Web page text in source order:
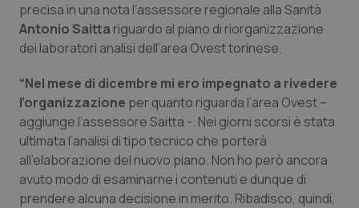
Emilia-Romagna
Lazio
Liguria
Lombardia
Colesterolo & coronaropatie
Diabete & glucometri
Disturbi dell’umore
Dolore
precisa in una nota l’assessore regionale alla Sanità
Antonio Saitta riguardo al piano di riorganizzazione
dei laboratori analisi dell’area Ovest torinese.
“Nel mese di dicembre mi ero impegnato a rivedere
l’organizzazione per quanto riguarda l’area Ovest –
aggiunge l’assessore Saitta -. Nei giorni scorsi è stata
ultimata l’analisi di tipo tecnico che porterà
all’elaborazione del nuovo piano. Non ho però ancora
avuto modo di esaminarne i contenuti e dunque di
prendere alcuna decisione in merito. Ribadisco, quindi,